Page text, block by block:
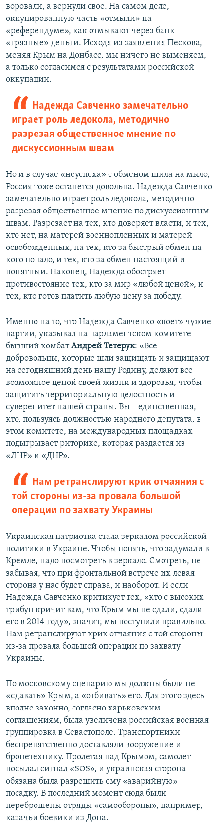
воровали, а вернули свое. На самом деле,
оккупированную часть «отмыли» на
«референдуме», как отмывают через банк
«грязные» деньги. Исходя из заявления Пескова,
меняя Крым на Донбасс, мы ничего не выменяем,
а только согласимся с результатами российской
оккупации.
Надежда Савченко замечательно
играет роль ледокола, методично
разрезая общественное мнение по
дискуссионным швам
Но и в случае «неуспеха» с обменом шила на мыло,
Россия тоже останется довольна. Надежда Савченко
замечательно играет роль ледокола, методично
разрезая общественное мнение по дискуссионным
швам. Разрезает на тех, кто доверяет власти, и тех,
кто нет, на матерей военнопленных и матерей
освобожденных, на тех, кто за быстрый обмен на
кого попало, и тех, кто за обмен настоящий и
понятный. Наконец, Надежда обостряет
противостояние тех, кто за мир «любой ценой», и
тех, кто готов платить любую цену за победу.
Именно на то, что Надежда Савченко «поет» чужие
партии, указывал на парламентском комитете
бывший комбатАндрей Тетерук: «Все
добровольцы, которые шли защищать и защищают
на сегодняшний день нашу Родину, делают все
возможное ценой своей жизни и здоровья, чтобы
защитить территориальную целостность и
суверенитет нашей страны. Вы – единственная,
кто, пользуясь должностью народного депутата, в
этом комитете, на международных площадках
подыгрывает риторике, которая раздается из
«ЛНР» и «ДНР».
Нам ретранслируют крик отчаяния с
той стороны из-за провала большой
операции по захвату Украины
Украинская патриотка стала зеркалом российской
политики в Украине. Чтобы понять, что задумали в
Кремле, надо посмотреть в зеркало. Смотреть, не
забывая, что при фронтальной встрече их левая
сторона у нас будет справа, и наоборот. И если
Надежда Савченко критикует тех, «кто с высоких
трибун кричит вам, что Крым мы не сдали, сдали
его в 2014 году», значит, мы поступили правильно.
Нам ретранслируют крик отчаяния с той стороны
из-за провала большой операции по захвату
Украины.
По московскому сценарию мы должны были не
«сдавать» Крым, а «отбивать» его. Для этого здесь
вполне законно, согласно харьковским
соглашениям, была увеличена российская военная
группировка в Севастополе. Транспортники
беспрепятственно доставляли вооружение и
бронетехнику. Пролетая над Крымом, самолет
посылал сигнал «SOS», и украинская сторона
обязана была разрешить ему «аварийную»
посадку. В последний момент сюда были
переброшены отряды «самообороны», например,
казачьи боевики из Дона.